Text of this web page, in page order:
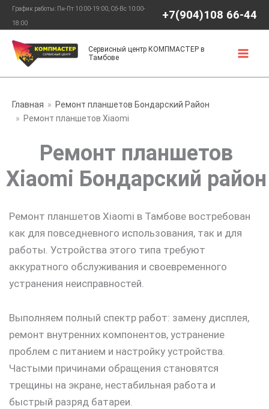
Перейти
содержимому
График работы: Пн-Пт 10:00-19:00, Сб-Вс 10:00-
18:00
+7(904)108 66-44
Сервисный центр КОМПМАСТЕР в
Тамбове
Главная
Ремонт планшетов Бондарский Район
Ремонт планшетов Xiaomi
Ремонт планшетов
Xiaomi Бондарский район
Ремонт планшетов Xiaomi в Тамбове востребован
как для повседневного использования, так и для
работы. Устройства этого типа требуют
аккуратного обслуживания и своевременного
устранения неисправностей.
Выполняем полный спектр работ: замену дисплея,
ремонт внутренних компонентов, устранение
проблем с питанием и настройку устройства.
Частыми причинами обращения становятся
трещины на экране, нестабильная работа и
быстрый разряд батареи.